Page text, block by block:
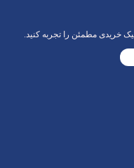
خریدی مطمئن را تجربه کنید.